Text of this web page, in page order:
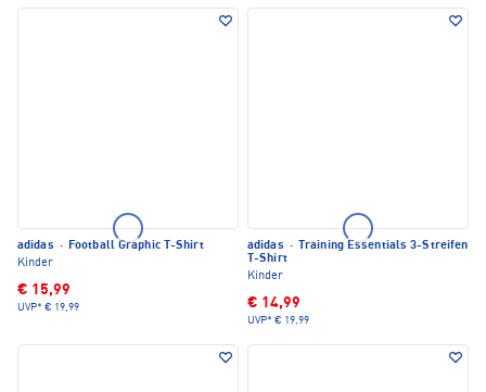
adidas · Football Graphic T-Shirt
Kinder
€ 15,99
UVP* € 19,99
adidas ·
Training Essentials 3-Streifen
T-Shirt
Kinder
€ 14,99
UVP* € 19,99